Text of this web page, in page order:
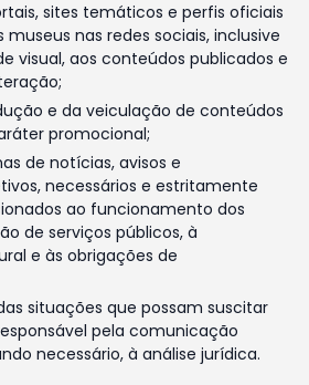
sites temáticos e perfis oficiais
museus nas redes sociais, inclusive
visual, aos conteúdos publicados e
e da veiculação de conteúdos
promocional;
de notícias, avisos e
necessários e estritamente
ao funcionamento dos
de serviços públicos, à
e às obrigações de
situações que possam suscitar
pela comunicação
necessário, à análise jurídica.